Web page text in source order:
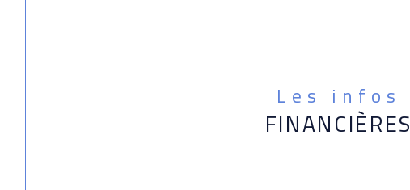
Les infos
FINANCIÈRES